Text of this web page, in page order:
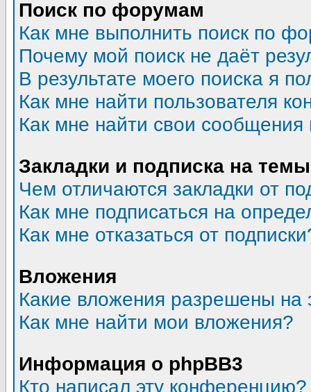
Поиск по форумам
Как мне выполнить поиск по
Почему мой поиск не даёт
В результате моего поиска я
Как мне найти пользователя
Как мне найти свои
Закладки и подписка на темы
Чем отличаются закладки от
Как мне подписаться на
Как мне отказаться от
Вложения
Какие вложения разрешены на
Как мне найти мои вложения?
Информация о phpBB3
Кто написал эту конференцию?